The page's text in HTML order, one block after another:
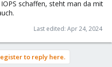
schaffen, steht man da mit
Last edited: Apr 24, 2024
to reply here.